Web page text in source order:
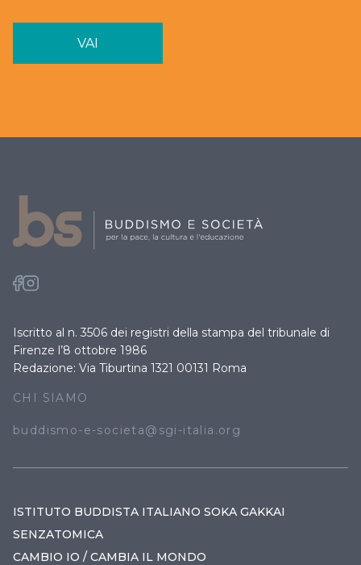
VAI
Iscritto al n. 3506 dei registri della stampa del tribunale di
Firenze l’8 ottobre 1986
Redazione: Via Tiburtina 1321 00131 Roma
CHI SIAMO
buddismo-e-societa@sgi-italia.org
ISTITUTO BUDDISTA ITALIANO SOKA GAKKAI
SENZATOMICA
CAMBIO IO / CAMBIA IL MONDO